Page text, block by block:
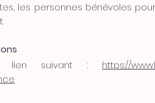
les personnes bénévoles
lien suivant : https://